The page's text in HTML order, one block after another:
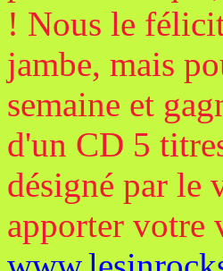
! Nous le
jambe, mais
semaine et
d'un CD 5
désigné par le
apporter votre